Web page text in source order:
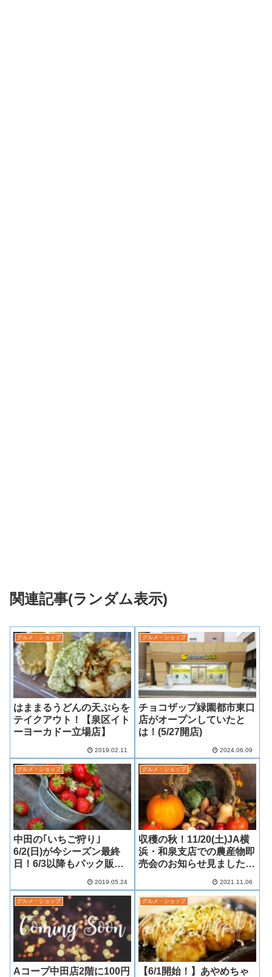
関連記事(ランダム表示)
グルメ・ショップ
はままるうどんの天ぷらを
テイクアウト！【泉区イト
ーヨーカドー立場店】
2019.02.11
グルメ・ショップ
チョコザップ緑園都市東口
店がオープンしていたと
は！(5/27開店)
2024.06.09
グルメ・ショップ
中田の｢いちご狩り｣
6/2(日)が今シーズン最終
日！6/3以降もパック販売
2019.05.24
グルメ・ショップ
収穫の秋！11/20(土)JA横
浜・和泉支店での農産物即
売会のお知らせ見ました
2021.11.06
グルメ・ショップ
Aコープ中田店2階に100円
グルメ・ショップ
【6/1開始！】あやめちゃ